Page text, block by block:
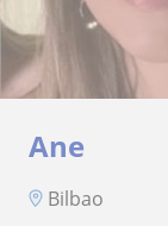
Ane
Bilbao